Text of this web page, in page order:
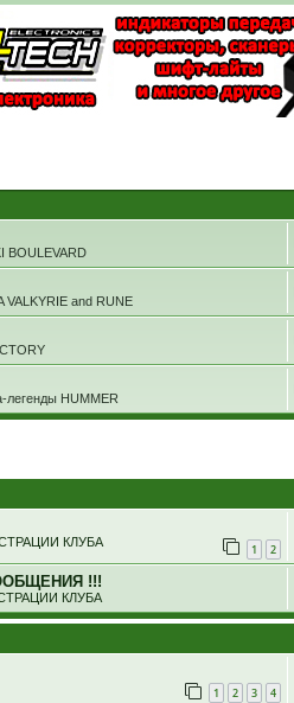
BOULEVARD
and RUNE
легенды HUMMER
КЛУБА 1 2
!!!
КЛУБА
1 2 3 4